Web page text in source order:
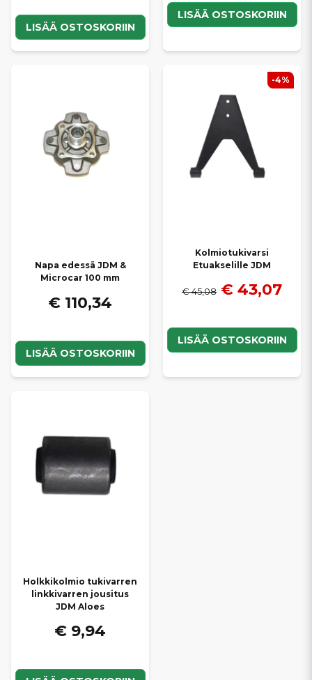
LISÄÄ OSTOSKORIIN
LISÄÄ OSTOSKORIIN
Napa edessä JDM &
Microcar 100 mm
€ 110,34
LISÄÄ OSTOSKORIIN
Kolmiotukivarsi
Etuakselille JDM
€ 45,08 € 43,07
LISÄÄ OSTOSKORIIN
-4%
Holkkikolmio tukivarren
linkkivarren jousitus
JDM Aloes
€ 9,94